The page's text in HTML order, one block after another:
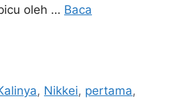
oleh … Baca
, Nikkei, pertama,